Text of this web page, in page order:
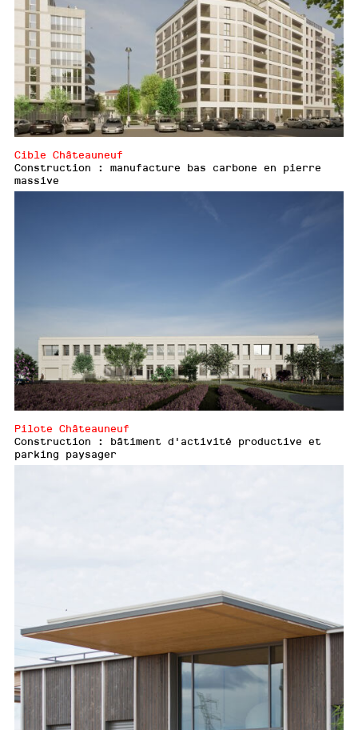
Cible Châteauneuf
Construction : manufacture bas carbone en pierre
massive
Pilote Châteauneuf
Construction : bâtiment d'activité productive et
parking paysager